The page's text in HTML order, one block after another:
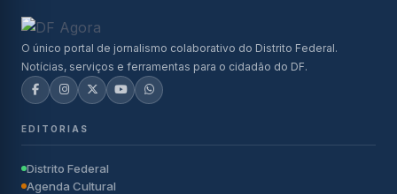
O único portal de jornalismo colaborativo do Distrito Federal.
Notícias, serviços e ferramentas para o cidadão do DF.
EDITORIAS
Distrito Federal
Agenda Cultural